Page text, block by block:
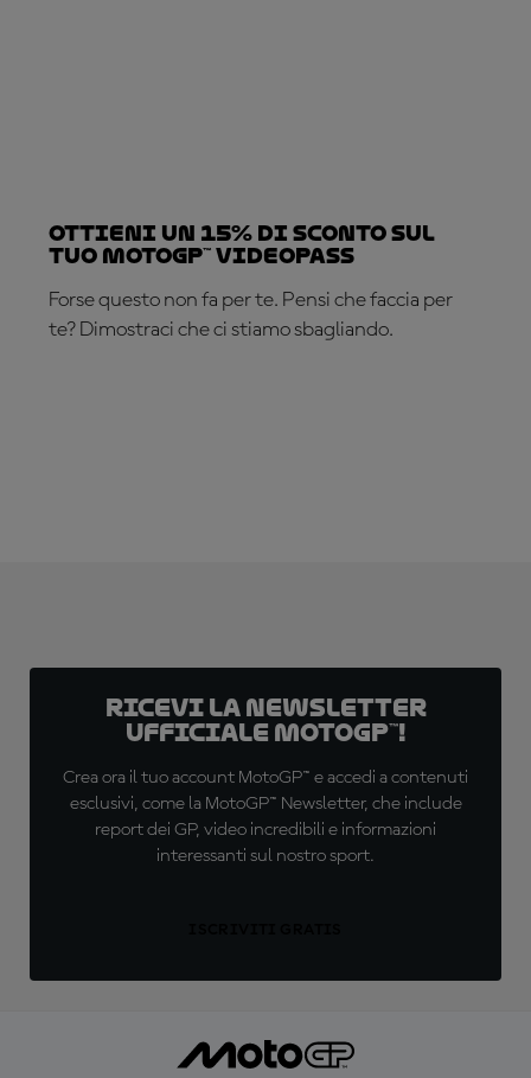
Ottieni un 15% di sconto sul
tuo MotoGP™ VideoPass
Forse questo non fa per te. Pensi che faccia per
te? Dimostraci che ci stiamo sbagliando.
Ricevi la newsletter
ufficiale MotoGP™!
Crea ora il tuo account MotoGP™ e accedi a contenuti
esclusivi, come la MotoGP™ Newsletter, che include
report dei GP, video incredibili e informazioni
interessanti sul nostro sport.